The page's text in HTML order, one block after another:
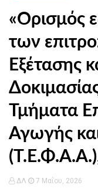
«Ορισμός
των
Εξέτασης
Τμήματα
Αγωγής
ΔΛ 7 Μαΐου, 2026